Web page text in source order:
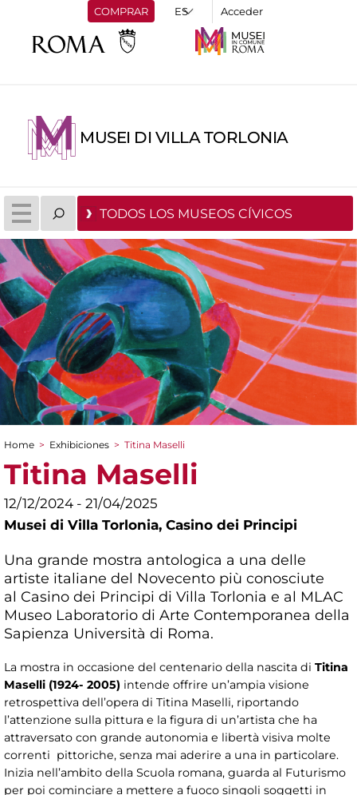
COMPRAR Acceder
MUSEI DI VILLA TORLONIA
TODOS LOS MUSEOS CÍVICOS
You are here
Home > Exhibiciones > Titina Maselli
Titina Maselli
12/12/2024 - 21/04/2025
Musei di Villa Torlonia, Casino dei Principi
Una grande mostra antologica a una delle
artiste italiane del Novecento più conosciute
al Casino dei Principi di Villa Torlonia e al MLAC
Museo Laboratorio di Arte Contemporanea della
Sapienza Università di Roma.
La mostra in occasione del centenario della nascita di Titina
Maselli (1924- 2005) intende offrire un’ampia visione
retrospettiva dell’opera di Titina Maselli, riportando
l’attenzione sulla pittura e la figura di un’artista che ha
attraversato con grande autonomia e libertà visiva molte
correnti pittoriche, senza mai aderire a una in particolare.
Inizia nell’ambito della Scuola romana, guarda al Futurismo
per poi cominciare a mettere a fuoco singoli soggetti in